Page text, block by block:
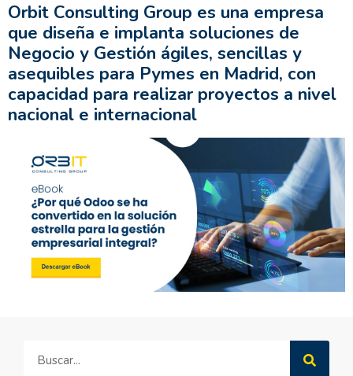
Orbit Consulting Group es una empresa
que diseña e implanta soluciones de
Negocio y Gestión ágiles, sencillas y
asequibles para Pymes en Madrid, con
capacidad para realizar proyectos a nivel
nacional e internacional